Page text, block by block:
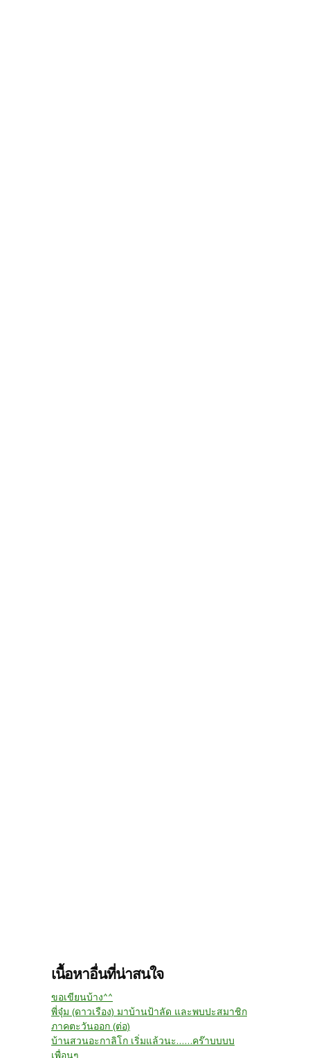
เนื้อหาอื่นที่น่าสนใจ
ขอเขียนบ้าง^^
พี่จุ๋ม (ดาวเรือง) มาบ้านป้าลัด และพบปะสมาชิก
ภาคตะวันออก (ต่อ)
บ้านสวนอะกาลิโก เริ่มแล้วนะ......คร๊าบบบบ
เพื่อนๆ